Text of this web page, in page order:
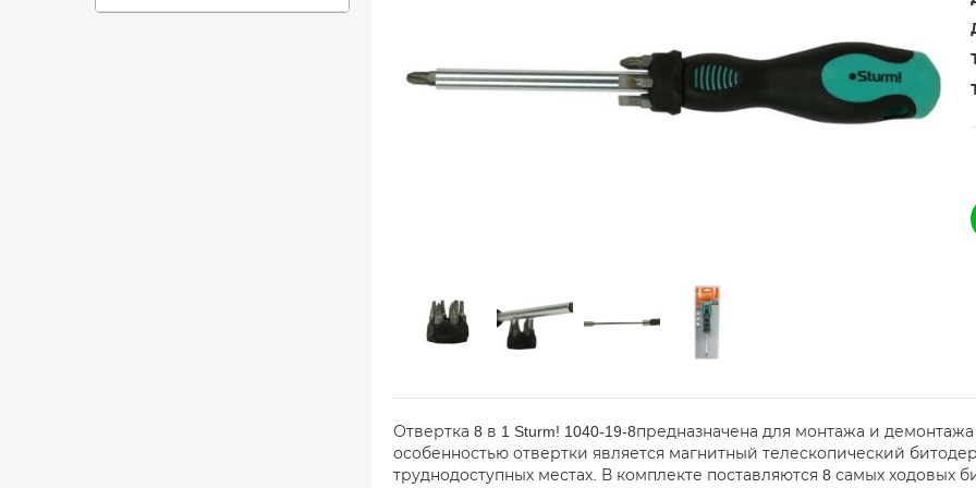
Отвертка 8 в 1 Sturm! 1040-19-8предназначена для монтажа и
особенностью отвертки является магнитный телескопический
труднодоступных местах. В комплекте поставляются 8 самых ходовых